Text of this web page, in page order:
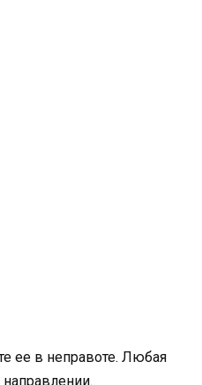
ее в неправоте. Любая